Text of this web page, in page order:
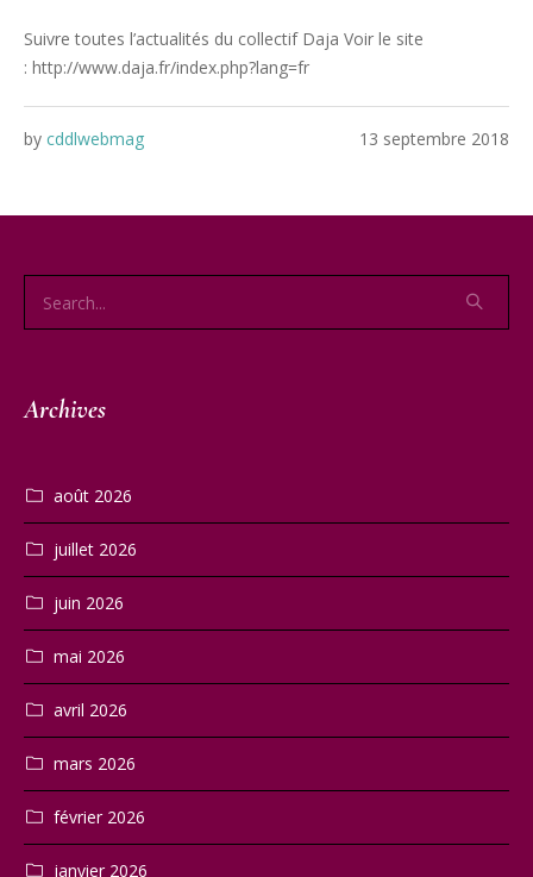
Suivre toutes l’actualités du collectif Daja Voir le site
: http://www.daja.fr/index.php?lang=fr
13 septembre 2018
by cddlwebmag
Archives
août 2026
juillet 2026
juin 2026
mai 2026
avril 2026
mars 2026
février 2026
janvier 2026